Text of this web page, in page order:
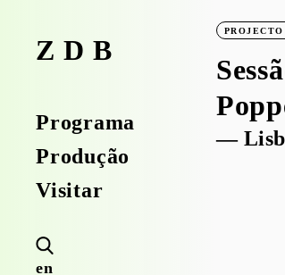
ZDB
Programa
Produção
Visitar
en
—